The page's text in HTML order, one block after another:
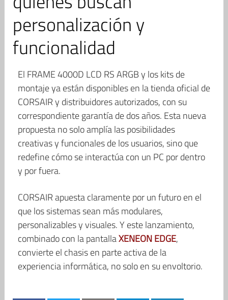
personalización y
funcionalidad
El FRAME 4000D LCD RS ARGB y los kits de
montaje ya están disponibles en la tienda oficial de
CORSAIR y distribuidores autorizados, con su
correspondiente garantía de dos años. Esta nueva
propuesta no solo amplía las posibilidades
creativas y funcionales de los usuarios, sino que
redefine cómo se interactúa con un PC por dentro
y por fuera.
CORSAIR apuesta claramente por un futuro en el
que los sistemas sean más modulares,
personalizables y visuales. Y este lanzamiento,
combinado con la pantallaXENEON EDGE,
convierte el chasis en parte activa de la
experiencia informática, no solo en su envoltorio.